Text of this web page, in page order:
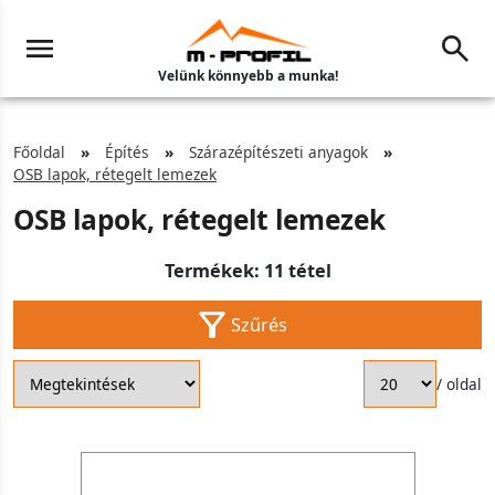
Velünk könnyebb a munka!
Főoldal Építés
Szárazépítészeti anyagok
OSB lapok, rétegelt lemezek
OSB lapok, rétegelt lemezek
Termékek: 11 tétel
Szűrés
/ oldal